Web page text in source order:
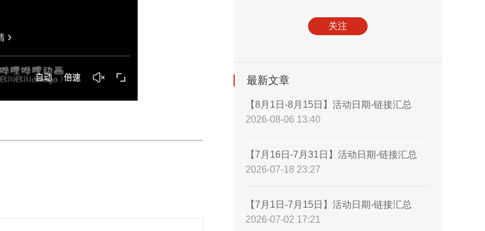
关注
最新文章
【8月1日-8月15日】活动日期-链接汇总
2026-08-06 13:40
【7月16日-7月31日】活动日期-链接汇总
2026-07-18 23:27
【7月1日-7月15日】活动日期-链接汇总
2026-07-02 17:21